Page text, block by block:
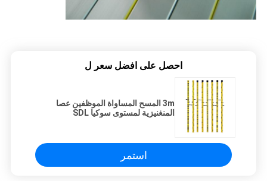
احصل على افضل سعر ل
3m المسح المساواة الموظفين عصا
المنغنيزية لمستوى سوكيا SDL
استمر